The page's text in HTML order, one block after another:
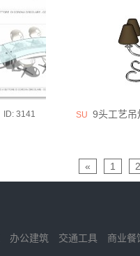
ID: 3141 SU 9头工艺吊
« 1 2
办公建筑 交通工具 商业餐